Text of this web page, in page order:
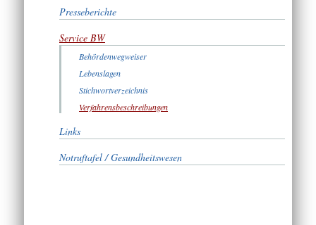
Presseberichte
Service BW
Behördenwegweiser
Lebenslagen
Stichwortverzeichnis
Verfahrensbeschreibungen
Links
Notruftafel / Gesundheitswesen